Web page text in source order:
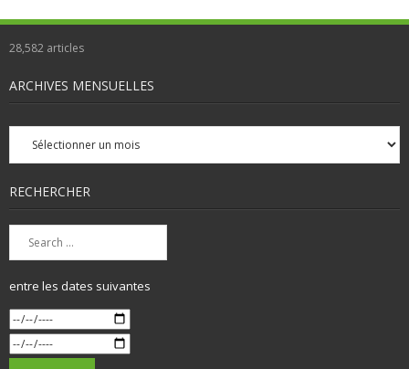
28,582 articles
ARCHIVES MENSUELLES
Archives
mensuelles
RECHERCHER
entre les dates suivantes